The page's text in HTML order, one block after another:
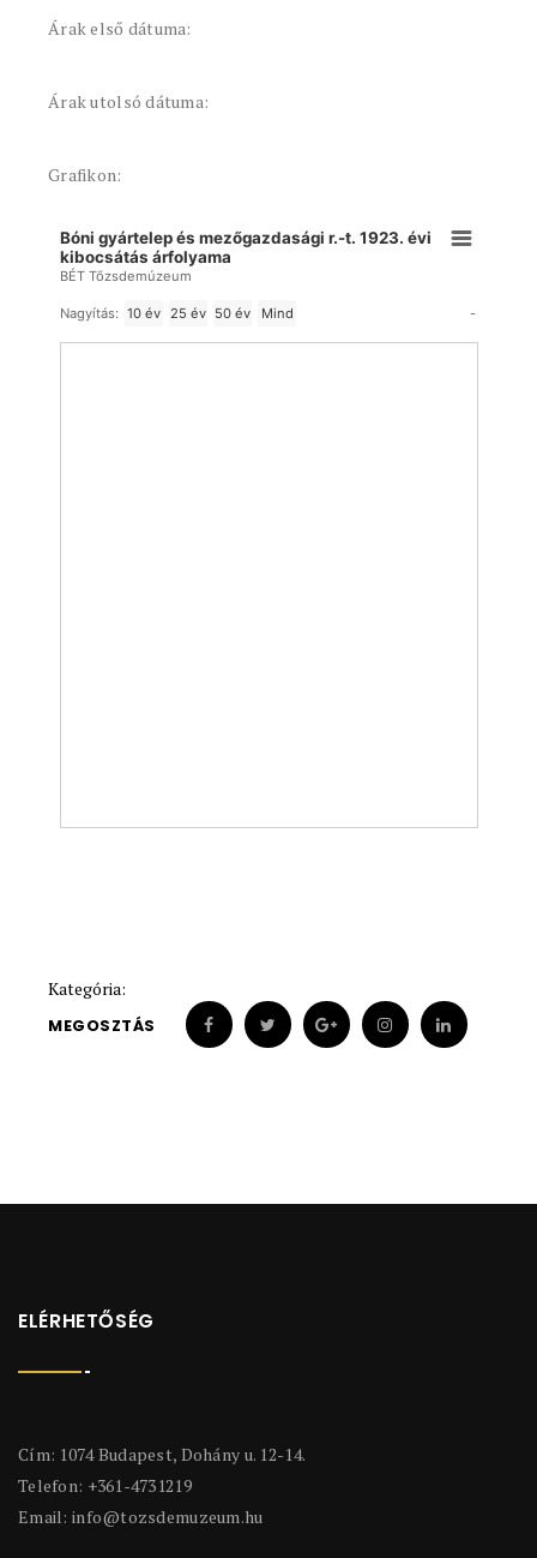
Árak első dátuma:
Árak utolsó dátuma:
Grafikon:
Bóni gyártelep és mezőgazdasági r.-t. 1923. évi
kibocsátás árfolyama
BÉT Tőzsdemúzeum
Nagyítás: 10 év 25 év 50 év Mind -
Kategória:
MEGOSZTÁS
ELÉRHETŐSÉG
Cím: 1074 Budapest, Dohány u. 12-14.
Telefon: +361-4731219
Email: info@tozsdemuzeum.hu